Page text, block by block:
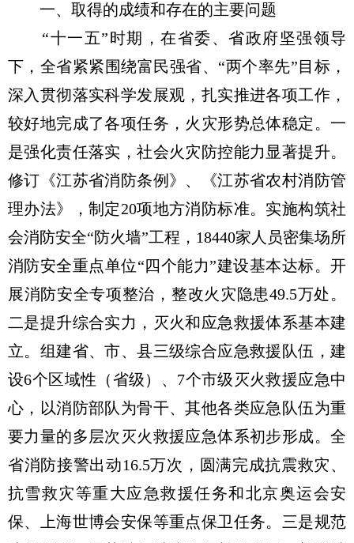
一、取得的成绩和存在的主要问题
“十一五”时期，在省委、省政府坚强领导
下，全省紧紧围绕富民强省、“两个率先”目标，
深入贯彻落实科学发展观，扎实推进各项工作，
较好地完成了各项任务，火灾形势总体稳定。一
是强化责任落实，社会火灾防控能力显著提升。
修订《江苏省消防条例》、《江苏省农村消防管
理办法》，制定20项地方消防标准。实施构筑社
会消防安全“防火墙”工程，18440家人员密集场所
消防安全重点单位“四个能力”建设基本达标。开
展消防安全专项整治，整改火灾隐患49.5万处。
二是提升综合实力，灭火和应急救援体系基本建
立。组建省、市、县三级综合应急救援队伍，建
设6个区域性（省级）、7个市级灭火救援应急中
心，以消防部队为骨干、其他各类应急队伍为重
要力量的多层次灭火救援应急体系初步形成。全
省消防接警出动16.5万次，圆满完成抗震救灾、
抗雪救灾等重大应急救援任务和北京奥运会安
保、上海世博会安保等重点保卫任务。三是规范